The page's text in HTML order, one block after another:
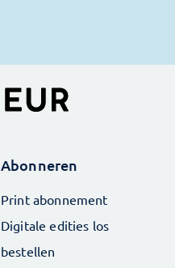
Abonneren
Print abonnement
Digitale edities los
bestellen